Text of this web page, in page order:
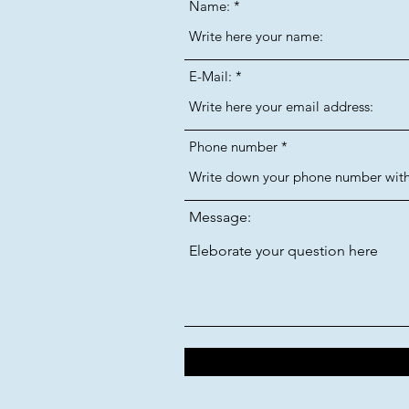
Name:
E-Mail:
Phone number
Message: